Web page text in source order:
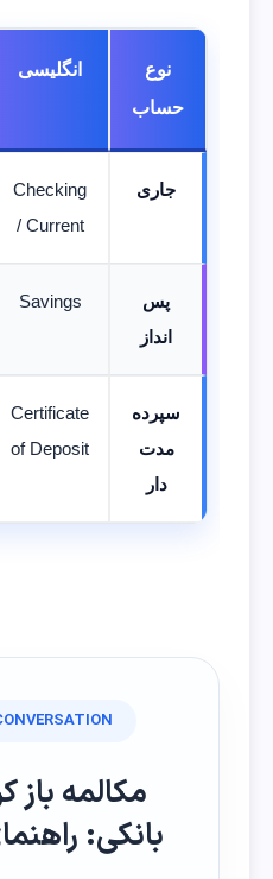
نوع
حساب
انگلیسی
جاری
Checking
/ Current
پس
انداز
Savings
سپرده
مدت
دار
Certificate
of Deposit
مکالمه
بانکی: